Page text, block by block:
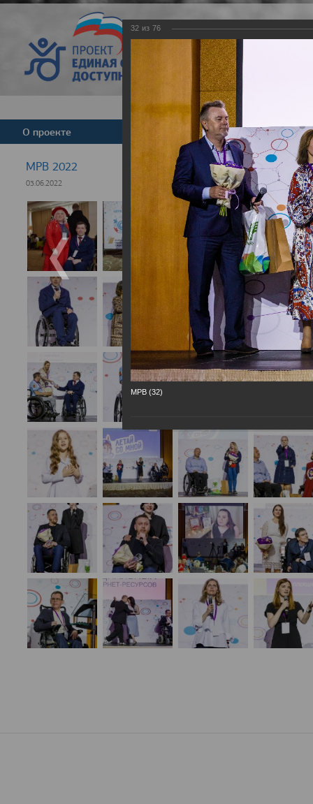
Версия для
О проекте Команда Новости
МРВ 2022
03.06.2022
32 из 76
МРВ (32)